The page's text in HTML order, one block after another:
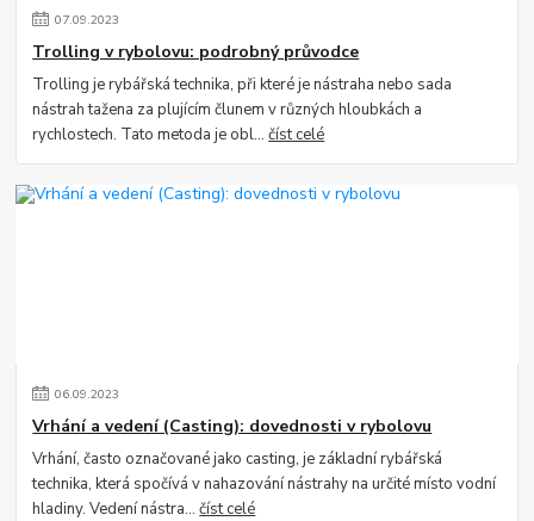
07.09.2023
Trolling v rybolovu: podrobný průvodce
Trolling je rybářská technika, při které je nástraha nebo sada
nástrah tažena za plujícím člunem v různých hloubkách a
rychlostech. Tato metoda je obl...číst celé
06.09.2023
Vrhání a vedení (Casting): dovednosti v rybolovu
Vrhání, často označované jako casting, je základní rybářská
technika, která spočívá v nahazování nástrahy na určité místo vodní
hladiny. Vedení nástra...číst celé